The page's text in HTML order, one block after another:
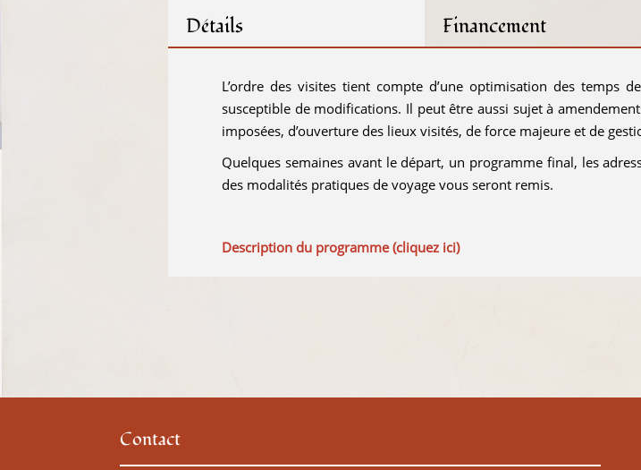
Détails Financement
L’ordre des visites tient compte d’une optimisation des temps
susceptible de modifications. Il peut être aussi sujet à
imposées, d’ouverture des lieux visités, de force majeure et de
Quelques semaines avant le départ, un programme final, les
des modalités pratiques de voyage vous seront remis.
Description du programme (cliquez ici)
Contact